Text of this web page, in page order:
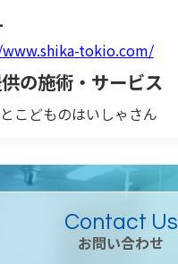
tokio.com/
の施術・サービス
こどものはいしゃさん
Contact Us
お問い合わせ